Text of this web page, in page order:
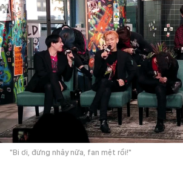
"Bi ơi, đừng nhây nữa, fan mệt rồi!"